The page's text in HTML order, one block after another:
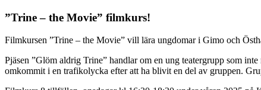
”Trine – the Movie” filmkurs!
Filmkursen ”Trine – the Movie” vill lära ungdomar i Gimo och
Pjäsen ”Glöm aldrig Trine” handlar om en ung teatergrupp som
omkommit i en trafikolycka efter att ha blivit en del av gruppen.